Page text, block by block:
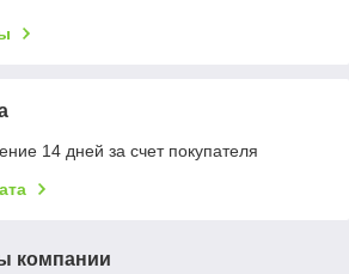
14 дней за счет покупателя
компании